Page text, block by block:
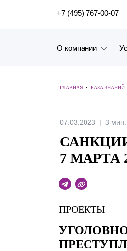
ПОИСК ПО
+7 (495) 767-00-07
О компании
Наш опыт
Рейтинги,
Карьера
История компании
Почему «Пепеляев
ГЛАВНАЯ • БАЗА ЗНАНИЙ
07.03.2023 3 мин.
7 МАРТА
ПРОЕКТЫ